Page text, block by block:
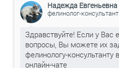
Надежда Евгеньевна
фелинолог-консультант
Здравствуйте! Если у Вас
вопросы, Вы можете их
фелинологу-консультанту в
онлайн-чате